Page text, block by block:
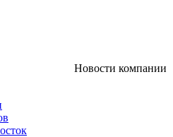
Новости компании